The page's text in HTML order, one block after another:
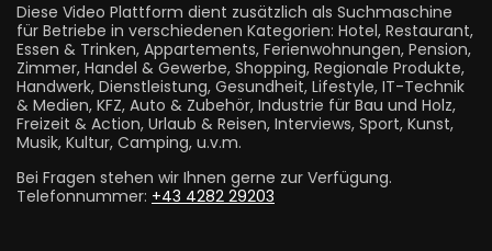
Diese Video Plattform dient zusätzlich als Suchmaschine
für Betriebe in verschiedenen Kategorien: Hotel, Restaurant,
Essen & Trinken, Appartements, Ferienwohnungen, Pension,
Zimmer, Handel & Gewerbe, Shopping, Regionale Produkte,
Handwerk, Dienstleistung, Gesundheit, Lifestyle, IT-Technik
& Medien, KFZ, Auto & Zubehör, Industrie für Bau und Holz,
Freizeit & Action, Urlaub & Reisen, Interviews, Sport, Kunst,
Musik, Kultur, Camping, u.v.m.
Bei Fragen stehen wir Ihnen gerne zur Verfügung.
Telefonnummer: +43 4282 29203